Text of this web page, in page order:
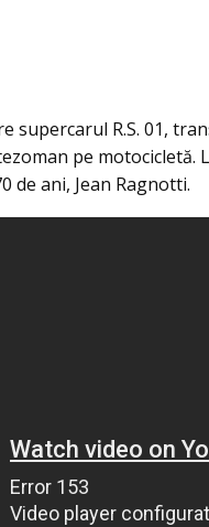
supercarul R.S. 01,
pe
de ani, Jean Ragnotti.